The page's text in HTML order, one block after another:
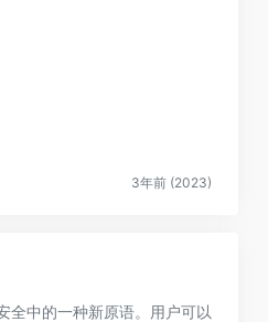
3年前 (2023)
全中的一种新原语。用户可以